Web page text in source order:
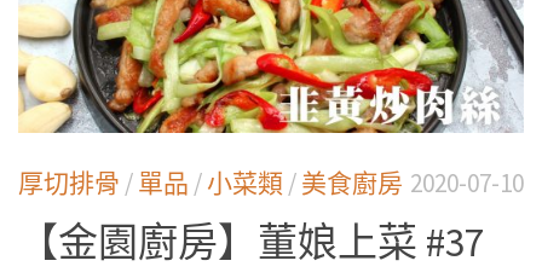
厚切排骨 /單品 /小菜類 /美食廚房 2020-07-10
【金園廚房】董娘上菜 #37